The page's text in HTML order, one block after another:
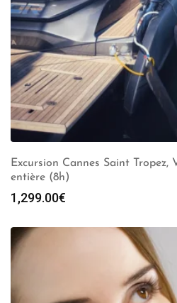
Excursion Cannes Saint Tropez,
entière (8h)
1,299.00€